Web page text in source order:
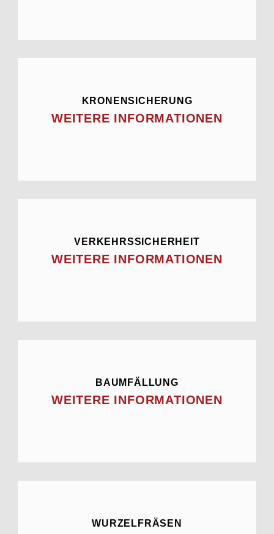
KRONENSICHERUNG
WEITERE INFORMATIONEN
VERKEHRSSICHERHEIT
WEITERE INFORMATIONEN
BAUMFÄLLUNG
WEITERE INFORMATIONEN
WURZELFRÄSEN